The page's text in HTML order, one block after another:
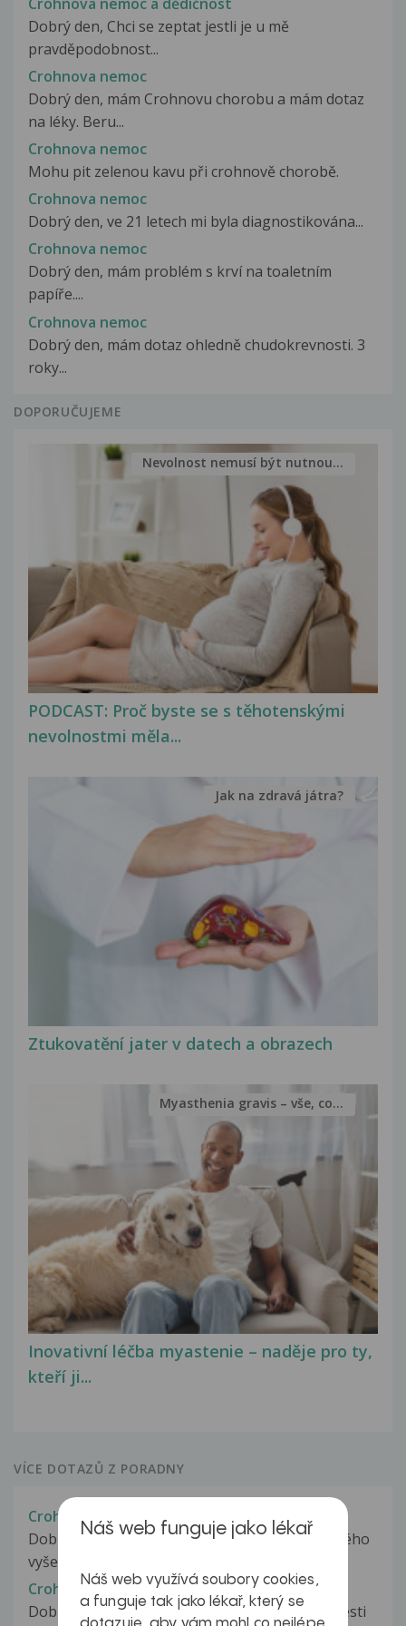
Dobrý den, Chci se zeptat jestli je u mě
pravděpodobnost...
Crohnova nemoc
Dobrý den, mám Crohnovu chorobu a mám dotaz
na léky. Beru...
Crohnova nemoc
Mohu pit zelenou kavu při crohnově chorobě.
Crohnova nemoc
Dobrý den, ve 21 letech mi byla diagnostikována...
Crohnova nemoc
Dobrý den, mám problém s krví na toaletním
papíře....
Crohnova nemoc
Dobrý den, mám dotaz ohledně chudokrevnosti. 3
roky...
DOPORUČUJEME
PODCAST: Proč byste se s těhotenskými
nevolnostmi měla...
Nevolnost nemusí být nutnou...
Ztukovatění jater v datech a obrazech
Jak na zdravá játra?
Inovativní léčba myastenie – naděje pro ty,
kteří ji...
Myasthenia gravis – vše, co...
VÍCE DOTAZŮ Z PORADNY
Crohnova choroba?
Dobrý den, měla dotaz ohledně kolonoskopického
vyšetření a výsledků biopsie....
Crohnova chororba
Dobrý den . 27.12 jsem začala mít průjem a bolesti
Náš web funguje jako lékař
Náš web využívá soubory cookies,
a funguje tak jako lékař, který se